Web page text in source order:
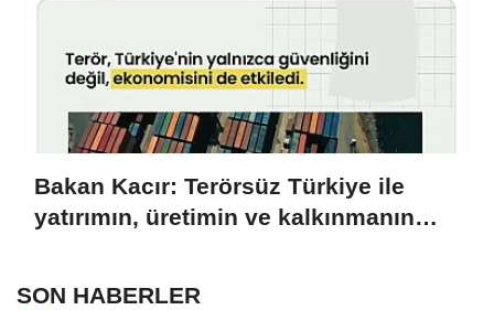
Bakan Kacır: Terörsüz Türkiye ile
yatırımın, üretimin ve kalkınmanın
SON HABERLER